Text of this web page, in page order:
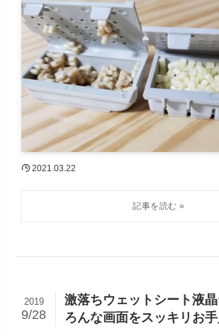
2021.03.22
激落ちウェットシート液
ろんな画面をスッキリお
2019
9/28